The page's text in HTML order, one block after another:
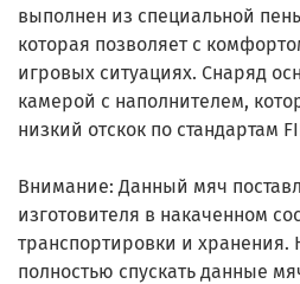
выполнен из специальной
которая позволяет с
игровых ситуациях. Снаряд
камерой с наполнителем,
низкий отскок по стандартам
Внимание: Данный мяч
изготовителя в накаченном
транспортировки и хранения.
полностью спускать данные